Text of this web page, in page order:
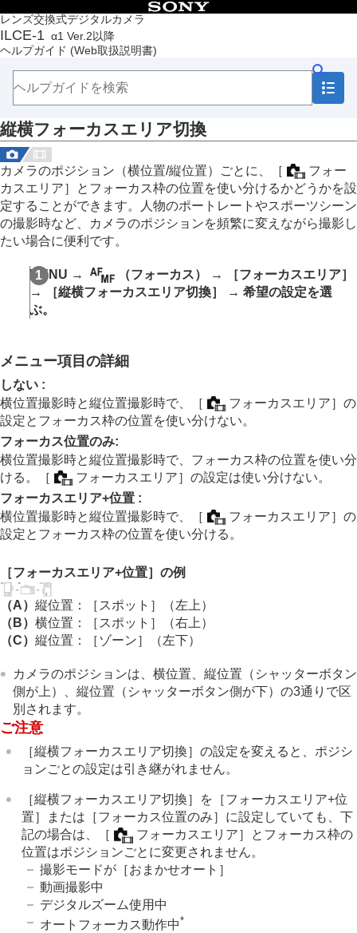
レンズ交換式デジタルカメラ
ILCE-1 α1 Ver.2以降
ヘルプガイド (Web取扱説明書)
目次
トップページ
ヘルプガイドの使いかた
本体と付属品を確認する
本機の基本操作
準備/基本的な撮影
MENU一覧から機能を探す
撮影機能を活用する
この章の目次
撮影モードを選ぶ
フォーカス（ピント）を合わせる
顔/瞳AF
フォーカススタンダード
縦横フォーカスエリア切換
フォーカス位置の循環
フォーカスエリア枠色
（静止画/動画）
フォーカスエリア自動消灯
トラッキング中エリア枠表示
AF-Cエリア表示
位相差AFエリア表示
AF被写体追従感度
AFトランジション速度
AF乗り移り感度
AFアシスト
シャッター半押しAF
AFオン
フォーカスホールド
プリAF
AF-S時の優先設定
AF-C時の優先設定
AF時の絞り駆動
プリセットフォーカス/ズーム
ピント拡大中のAF
ピント拡大
ピント拡大時間（静止画/動画）
ピント拡大初期倍率（動画）
ピーキング表示
露出/測光を調整する
ISO感度を選ぶ
ホワイトバランス
画像に効果を加える
ドライブモードを使う（連写/セルフタイマー）
縦横フォーカスエリア切換
カメラのポジション（横位置/縦位置）ごとに、 ［
フォー
カスエリア］
とフォーカス枠の位置を使い分けるかどうかを設
定することができます。人物のポートレートやスポーツシーン
の撮影時など、カメラのポジションを頻繁に変えながら撮影し
たい場合に便利です。
MENU → （フォーカス） →
［フォーカスエリア］
→
［縦横フォーカスエリア切換］
→ 希望の設定を選
ぶ。
メニュー項目の詳細
しない :
横位置撮影時と縦位置撮影時で、
［ フォーカスエリア］の
設定とフォーカス枠の位置を使い分けない。
フォーカス位置のみ:
横位置撮影時と縦位置撮影時で、フォーカス枠の位置を使い分
ける。
［ フォーカスエリア］の設定は使い分けない。
フォーカスエリア+位置 :
横位置撮影時と縦位置撮影時で、
［ フォーカスエリア］の
設定とフォーカス枠の位置を使い分ける。
［フォーカスエリア+位置］ の例
（A） 縦位置： ［スポット］
（左上）
（B） 横位置： ［スポット］
（右上）
（C） 縦位置： ［ゾーン］ （左下）
カメラのポジションは、横位置、縦位置（シャッターボタン
側が上）、縦位置（シャッターボタン側が下）の3通りで区
別されます。
ご注意
［縦横フォーカスエリア切換］の設定を変えると、ポジシ
ョンごとの設定は引き継がれません。
［縦横フォーカスエリア切換］ を ［フォーカスエリア+位
置］
または ［フォーカス位置のみ］ に設定していても、下
記の場合は、
［ フォーカスエリア］
とフォーカス枠の
位置はポジションごとに変更されません。
撮影モードが ［おまかせオート］
動画撮影中
デジタルズーム使用中
オートフォーカス動作中*